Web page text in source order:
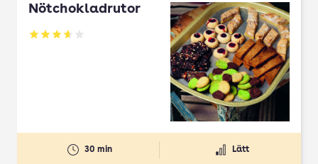
Nötchokladrutor
Betyg: 3.65 av 5
30 min Lätt